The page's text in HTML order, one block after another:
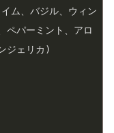
ム、バジル、ウィン
ペパーミント、アロ
ジェリカ)